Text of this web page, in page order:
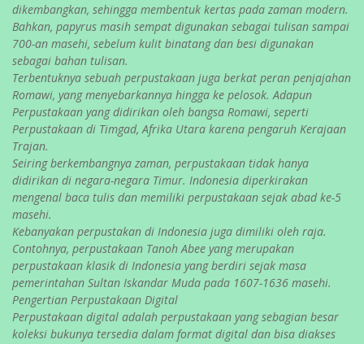
dikembangkan, sehingga membentuk kertas pada zaman modern.
Bahkan, papyrus masih sempat digunakan sebagai tulisan sampai
700-an masehi, sebelum kulit binatang dan besi digunakan
sebagai bahan tulisan.
Terbentuknya sebuah perpustakaan juga berkat peran penjajahan
Romawi, yang menyebarkannya hingga ke pelosok. Adapun
Perpustakaan yang didirikan oleh bangsa Romawi, seperti
Perpustakaan di Timgad, Afrika Utara karena pengaruh Kerajaan
Trajan.
Seiring berkembangnya zaman, perpustakaan tidak hanya
didirikan di negara-negara Timur. Indonesia diperkirakan
mengenal baca tulis dan memiliki perpustakaan sejak abad ke-5
masehi.
Kebanyakan perpustakan di Indonesia juga dimiliki oleh raja.
Contohnya, perpustakaan Tanoh Abee yang merupakan
perpustakaan klasik di Indonesia yang berdiri sejak masa
pemerintahan Sultan Iskandar Muda pada 1607-1636 masehi.
Pengertian Perpustakaan Digital
Perpustakaan digital adalah perpustakaan yang sebagian besar
koleksi bukunya tersedia dalam format digital dan bisa diakses